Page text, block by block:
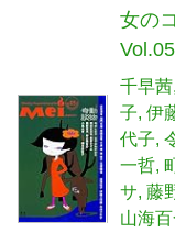
女の
千早茜
子 伊
代子
一哲
サ 藤
山海